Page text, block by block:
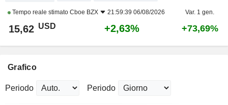
Tempo reale stimato Cboe BZX 21:59:39 06/08/2026 Var. 1 gen.
15,62 USD +2,63% +73,69%
Grafico
Periodo Periodo